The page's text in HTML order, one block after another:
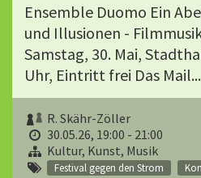
Ensemble Duomo Ein
und Illusionen -
Samstag, 30. Mai,
Uhr, Eintritt frei Das Mail...
R. Skähr-Zöller
30.05.26, 19:00 - 21:00
Kultur, Kunst, Musik
Festival gegen den Strom